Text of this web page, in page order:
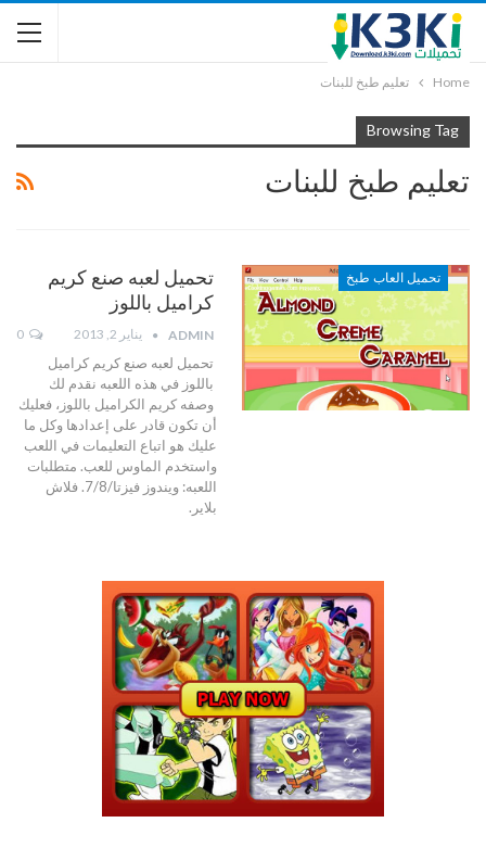
Home تعليم طبخ للبنات
Browsing Tag
تعليم طبخ للبنات
تحميل العاب طبخ
تحميل لعبه صنع كريم
كراميل باللوز
ADMIN يناير 2, 2013
تحميل لعبه صنع كريم كراميل
باللوز في هذه اللعبه نقدم لك
وصفه كريم الكراميل باللوز، فعليك
أن تكون قادر على إعدادها وكل ما
عليك هو اتباع التعليمات في اللعب
واستخدم الماوس للعب. متطلبات
اللعبه: ويندوز فيزتا/7/8. فلاش
بلاير.